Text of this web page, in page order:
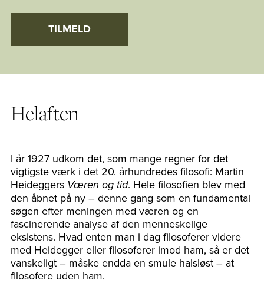
TILMELD
Helaften
I år 1927 udkom det, som mange regner for det
vigtigste værk i det 20. århundredes filosofi: Martin
Heideggers Væren og tid. Hele filosofien blev med
den åbnet på ny – denne gang som en fundamental
søgen efter meningen med væren og en
fascinerende analyse af den menneskelige
eksistens. Hvad enten man i dag filosoferer videre
med Heidegger eller filosoferer imod ham, så er det
vanskeligt – måske endda en smule halsløst – at
filosofere uden ham.